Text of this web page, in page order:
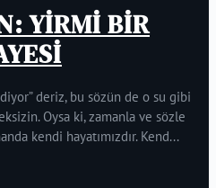
YİRMİ BİR
deriz, bu sözün de o su gibi
Oysa ki, zamanla ve sözle
kendi hayatımızdır. Kend...